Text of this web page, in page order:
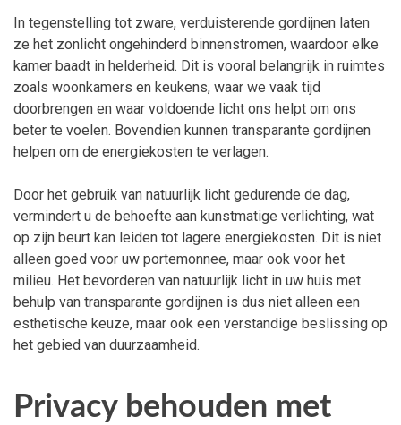
In tegenstelling tot zware, verduisterende gordijnen laten
ze het zonlicht ongehinderd binnenstromen, waardoor elke
kamer baadt in helderheid. Dit is vooral belangrijk in ruimtes
zoals woonkamers en keukens, waar we vaak tijd
doorbrengen en waar voldoende licht ons helpt om ons
beter te voelen. Bovendien kunnen transparante gordijnen
helpen om de energiekosten te verlagen.
Door het gebruik van natuurlijk licht gedurende de dag,
vermindert u de behoefte aan kunstmatige verlichting, wat
op zijn beurt kan leiden tot lagere energiekosten. Dit is niet
alleen goed voor uw portemonnee, maar ook voor het
milieu. Het bevorderen van natuurlijk licht in uw huis met
behulp van transparante gordijnen is dus niet alleen een
esthetische keuze, maar ook een verstandige beslissing op
het gebied van duurzaamheid.
Privacy behouden met